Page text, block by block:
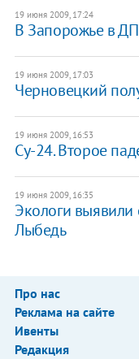
19 июня 2009, 17:24
В Запорожье в
19 июня 2009, 17:03
Черновецкий
19 июня 2009, 16:53
Су-24. Второе
19 июня 2009, 16:35
Экологи выявили
Лыбедь
Про нас
Реклама на сайте
Ивенты
Редакция